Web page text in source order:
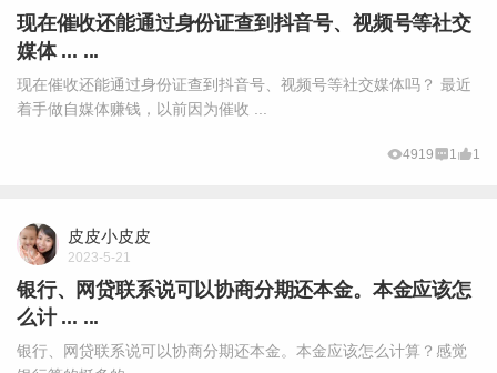
现在催收还能通过身份证查到抖音号、视频号等社交
媒体 ... ...
现在催收还能通过身份证查到抖音号、视频号等社交媒体吗？ 最近
着手做自媒体赚钱，以前因为催收 ...
4919 1 1
皮皮小皮皮
2023-5-21
银行、网贷联系说可以协商分期还本金。本金应该怎
么计 ... ...
银行、网贷联系说可以协商分期还本金。本金应该怎么计算？感觉